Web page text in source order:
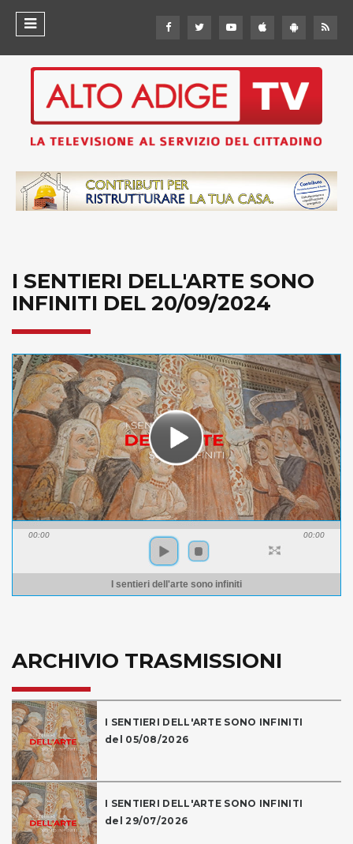
I SENTIERI DELL'ARTE SONO
INFINITI DEL 20/09/2024
00:00 00:00
I sentieri dell'arte sono infiniti
ARCHIVIO TRASMISSIONI
I SENTIERI DELL'ARTE SONO INFINITI
del 05/08/2026
I SENTIERI DELL'ARTE SONO INFINITI
del 29/07/2026